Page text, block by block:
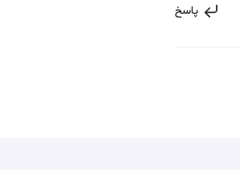
پاسخ